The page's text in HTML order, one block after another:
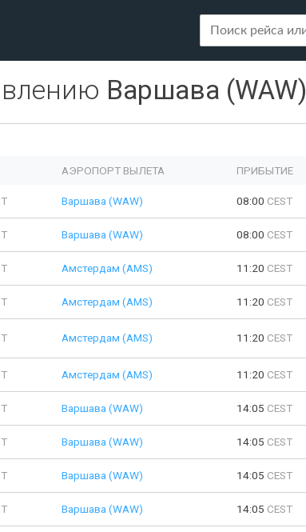
Варшава (WAW)
АЭРОПОРТ ВЫЛЕТА ПРИБЫТИЕ
Варшава (WAW) 08:00 CEST
Варшава (WAW) 08:00 CEST
Амстердам (AMS) 11:20 CEST
Амстердам (AMS) 11:20 CEST
Амстердам (AMS) 11:20 CEST
Амстердам (AMS) 11:20 CEST
Варшава (WAW) 14:05 CEST
Варшава (WAW) 14:05 CEST
Варшава (WAW) 14:05 CEST
Варшава (WAW) 14:05 CEST